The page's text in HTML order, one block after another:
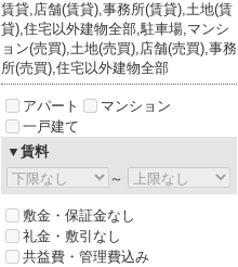
賃貸,店舗(賃貸),事務所(賃貸),土地(賃
貸),住宅以外建物全部,駐車場,マンシ
ョン(売買),土地(売買),店舗(売買),事務
所(売買),住宅以外建物全部
アパート
マンション
一戸建て
▼賃料
～
敷金・保証金なし
礼金・敷引なし
共益費・管理費込み